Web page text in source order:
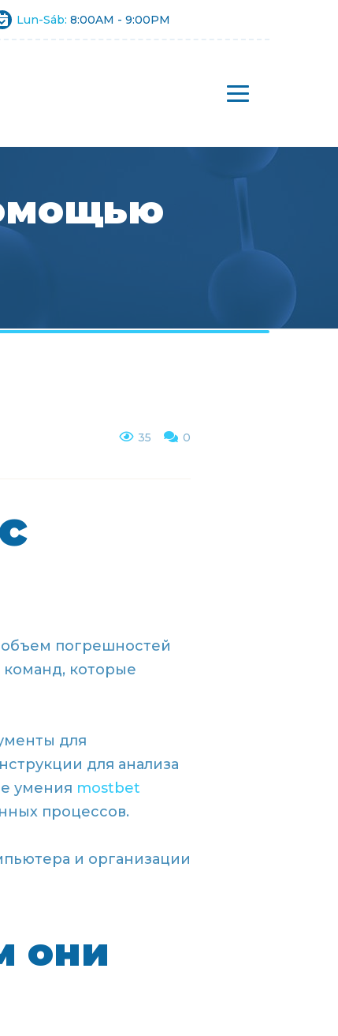
Lun-Sáb: 8:00AM - 9:00PM
35 0
погрешностей
которые
для
для анализа
умения mostbet
процессов.
и организации
они